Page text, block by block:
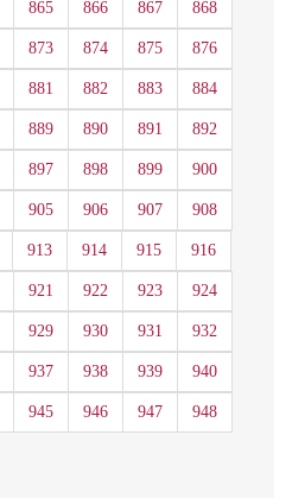
865 866 867 868
873 874 875 876
881 882 883 884
889 890 891 892
897 898 899 900
905 906 907 908
913 914 915 916
921 922 923 924
929 930 931 932
937 938 939 940
945 946 947 948